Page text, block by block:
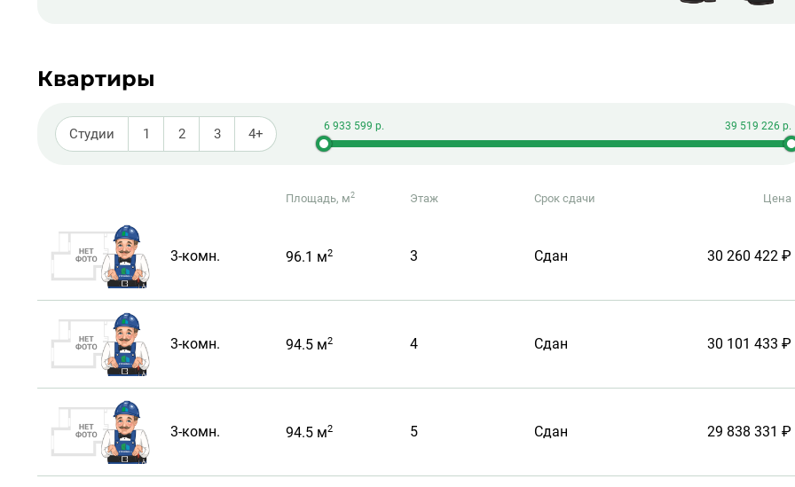
Квартиры
Студии 1 2 3 4+
Площадь, м2 Этаж Срок сдачи Цена
3-комн. 96.1 м2 3 Сдан 30 260 422 ₽
3-комн. 94.5 м2 4 Сдан 30 101 433 ₽
3-комн. 94.5 м2 5 Сдан 29 838 331 ₽